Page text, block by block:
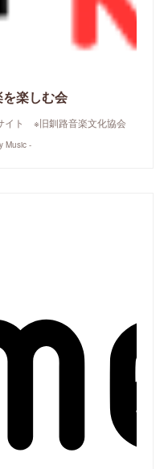
楽しむ会
イト ※旧釧路音楽文化協会
Music -